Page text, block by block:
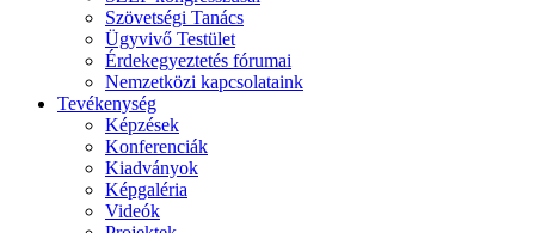
Szövetségi Tanács
Ügyvivő Testület
Érdekegyeztetés fórumai
Nemzetközi kapcsolataink
Tevékenység
Képzések
Konferenciák
Kiadványok
Képgaléria
Videók